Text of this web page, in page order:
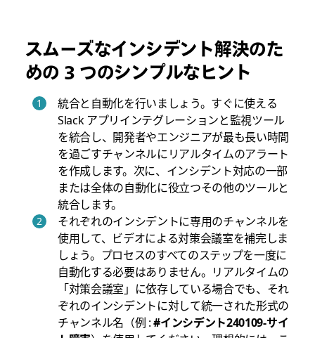
スムーズなインシデント解決のた
めの 3 つのシンプルなヒント
統合と自動化を行いましょう。すぐに使える
Slack アプリインテグレーションと監視ツール
を統合し、開発者やエンジニアが最も長い時間
を過ごすチャンネルにリアルタイムのアラート
を作成します。次に、インシデント対応の一部
または全体の自動化に役立つその他のツールと
統合します。
それぞれのインシデントに専用のチャンネルを
使用して、ビデオによる対策会議室を補完しま
しょう。プロセスのすべてのステップを一度に
自動化する必要はありません。リアルタイムの
「対策会議室」に依存している場合でも、それ
ぞれのインシデントに対して統一された形式の
チャンネル名（例 :#インシデント240109-サイ